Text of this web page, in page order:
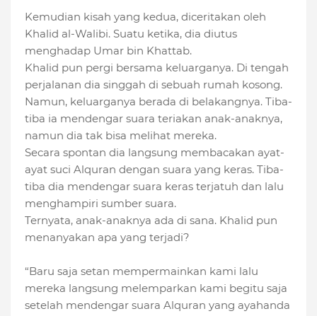
Kemudian kisah yang kedua, diceritakan oleh
Khalid al-Walibi. Suatu ketika, dia diutus
menghadap Umar bin Khattab.
Khalid pun pergi bersama keluarganya. Di tengah
perjalanan dia singgah di sebuah rumah kosong.
Namun, keluarganya berada di belakangnya. Tiba-
tiba ia mendengar suara teriakan anak-anaknya,
namun dia tak bisa melihat mereka.
Secara spontan dia langsung membacakan ayat-
ayat suci Alquran dengan suara yang keras. Tiba-
tiba dia mendengar suara keras terjatuh dan lalu
menghampiri sumber suara.
Ternyata, anak-anaknya ada di sana. Khalid pun
menanyakan apa yang terjadi?
“Baru saja setan mempermainkan kami lalu
mereka langsung melemparkan kami begitu saja
setelah mendengar suara Alquran yang ayahanda